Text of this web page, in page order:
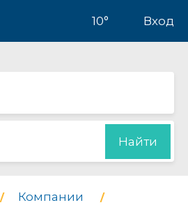
10° Вход
Найти
Компании